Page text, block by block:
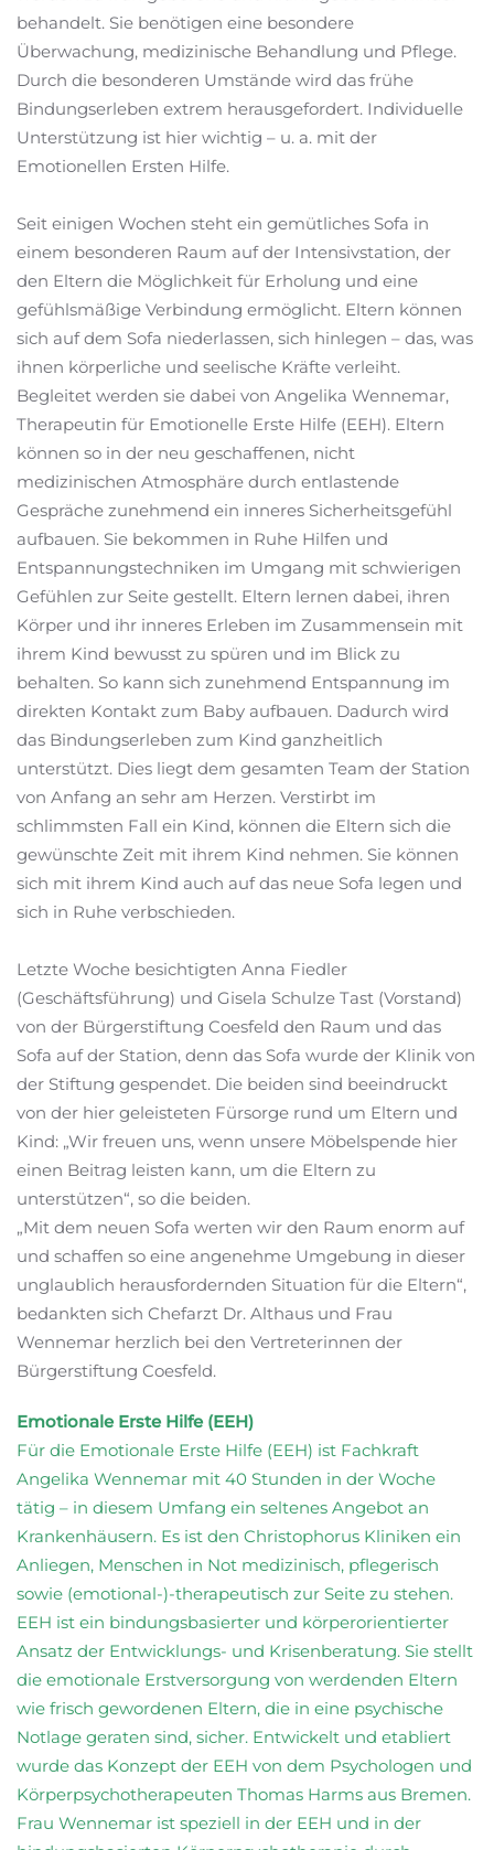
behandelt. Sie benötigen eine besondere
Überwachung, medizinische Behandlung und Pflege.
Durch die besonderen Umstände wird das frühe
Bindungserleben extrem herausgefordert. Individuelle
Unterstützung ist hier wichtig – u. a. mit der
Emotionellen Ersten Hilfe.
Seit einigen Wochen steht ein gemütliches Sofa in
einem besonderen Raum auf der Intensivstation, der
den Eltern die Möglichkeit für Erholung und eine
gefühlsmäßige Verbindung ermöglicht. Eltern können
sich auf dem Sofa niederlassen, sich hinlegen – das, was
ihnen körperliche und seelische Kräfte verleiht.
Begleitet werden sie dabei von Angelika Wennemar,
Therapeutin für Emotionelle Erste Hilfe (EEH). Eltern
können so in der neu geschaffenen, nicht
medizinischen Atmosphäre durch entlastende
Gespräche zunehmend ein inneres Sicherheitsgefühl
aufbauen. Sie bekommen in Ruhe Hilfen und
Entspannungstechniken im Umgang mit schwierigen
Gefühlen zur Seite gestellt. Eltern lernen dabei, ihren
Körper und ihr inneres Erleben im Zusammensein mit
ihrem Kind bewusst zu spüren und im Blick zu
behalten. So kann sich zunehmend Entspannung im
direkten Kontakt zum Baby aufbauen. Dadurch wird
das Bindungserleben zum Kind ganzheitlich
unterstützt. Dies liegt dem gesamten Team der Station
von Anfang an sehr am Herzen. Verstirbt im
schlimmsten Fall ein Kind, können die Eltern sich die
gewünschte Zeit mit ihrem Kind nehmen. Sie können
sich mit ihrem Kind auch auf das neue Sofa legen und
sich in Ruhe verbschieden.
Letzte Woche besichtigten Anna Fiedler
(Geschäftsführung) und Gisela Schulze Tast (Vorstand)
von der Bürgerstiftung Coesfeld den Raum und das
Sofa auf der Station, denn das Sofa wurde der Klinik von
der Stiftung gespendet. Die beiden sind beeindruckt
von der hier geleisteten Fürsorge rund um Eltern und
Kind: „Wir freuen uns, wenn unsere Möbelspende hier
einen Beitrag leisten kann, um die Eltern zu
unterstützen“, so die beiden.
„Mit dem neuen Sofa werten wir den Raum enorm auf
und schaffen so eine angenehme Umgebung in dieser
unglaublich herausfordernden Situation für die Eltern“,
bedankten sich Chefarzt Dr. Althaus und Frau
Wennemar herzlich bei den Vertreterinnen der
Bürgerstiftung Coesfeld.
Emotionale Erste Hilfe (EEH)
Für die Emotionale Erste Hilfe (EEH) ist Fachkraft
Angelika Wennemar mit 40 Stunden in der Woche
tätig – in diesem Umfang ein seltenes Angebot an
Krankenhäusern. Es ist den Christophorus Kliniken ein
Anliegen, Menschen in Not medizinisch, pflegerisch
sowie (emotional-)-therapeutisch zur Seite zu stehen.
EEH ist ein bindungsbasierter und körperorientierter
Ansatz der Entwicklungs- und Krisenberatung. Sie stellt
die emotionale Erstversorgung von werdenden Eltern
wie frisch gewordenen Eltern, die in eine psychische
Notlage geraten sind, sicher. Entwickelt und etabliert
wurde das Konzept der EEH von dem Psychologen und
Körperpsychotherapeuten Thomas Harms aus Bremen.
Frau Wennemar ist speziell in der EEH und in der